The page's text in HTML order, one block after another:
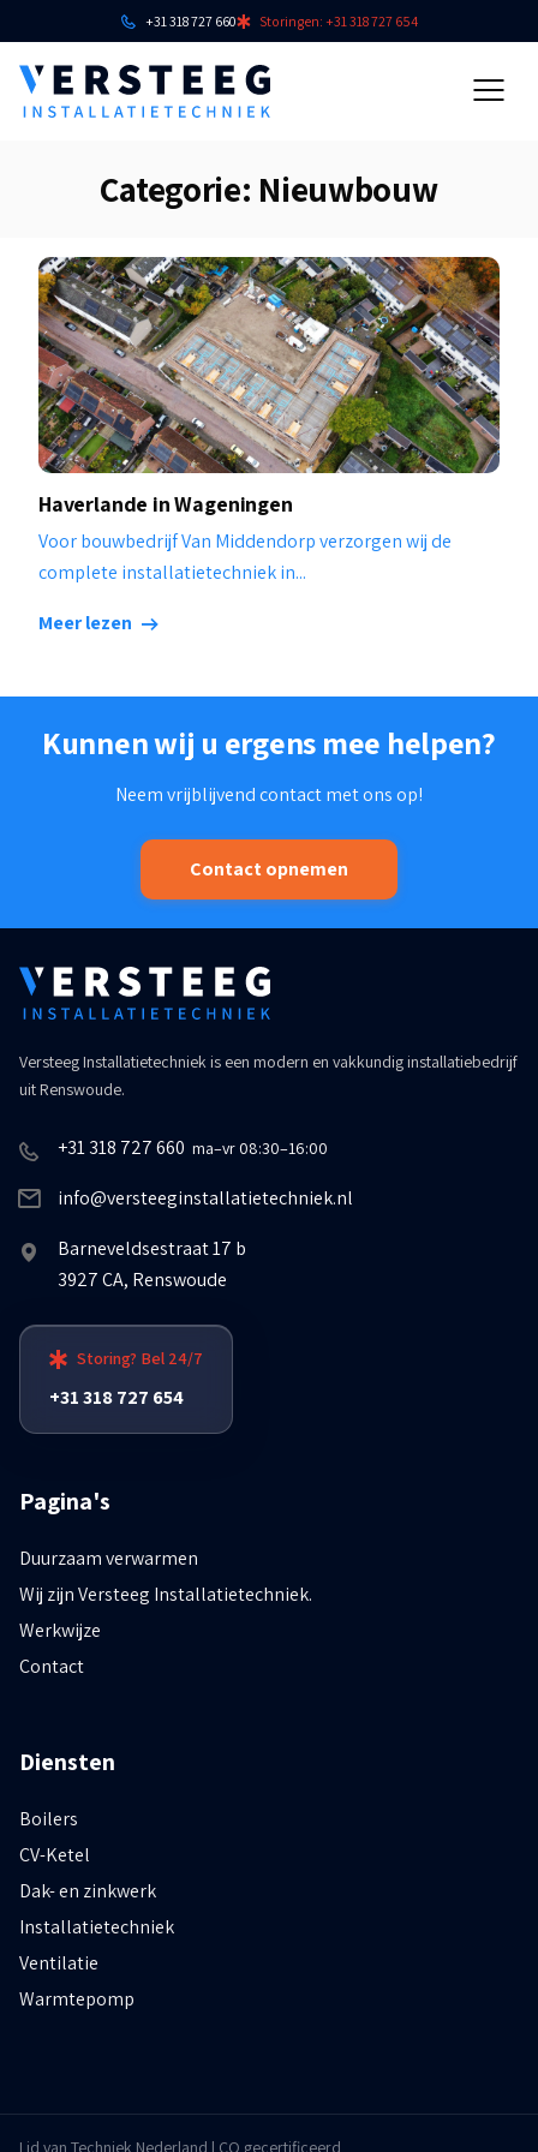
+31 318 727 660 Storingen: +31 318 727 654
Categorie: Nieuwbouw
Haverlande in Wageningen
Voor bouwbedrijf Van Middendorp verzorgen wij de
complete installatietechniek in...
Meer lezen
Kunnen wij u ergens mee helpen?
Neem vrijblijvend contact met ons op!
Contact opnemen
Versteeg Installatietechniek is een modern en vakkundig installatiebedrijf
uit Renswoude.
+31 318 727 660 ma–vr 08:30–16:00
info@versteeginstallatietechniek.nl
Barneveldsestraat 17 b
3927 CA, Renswoude
Storing? Bel 24/7
+31 318 727 654
Pagina's
Duurzaam verwarmen
Wij zijn Versteeg Installatietechniek.
Werkwijze
Contact
Diensten
Boilers
CV-Ketel
Dak- en zinkwerk
Installatietechniek
Ventilatie
Warmtepomp